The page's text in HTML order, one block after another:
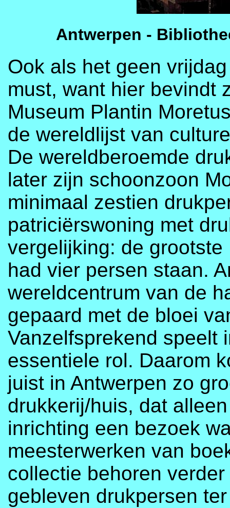
Antwerpen -
Ook als het geen
must, want hier bevindt
Museum Plantin
de wereldlijst van
De wereldberoemde
later zijn schoonzoon
minimaal zestien
patriciërswoning met
vergelijking: de
had vier persen staan.
wereldcentrum van de
gepaard met de bloei
Vanzelfsprekend speelt
essentiele rol. Daarom
juist in Antwerpen zo
drukkerij/huis, dat
inrichting een bezoek
meesterwerken van
collectie behoren
gebleven drukpersen